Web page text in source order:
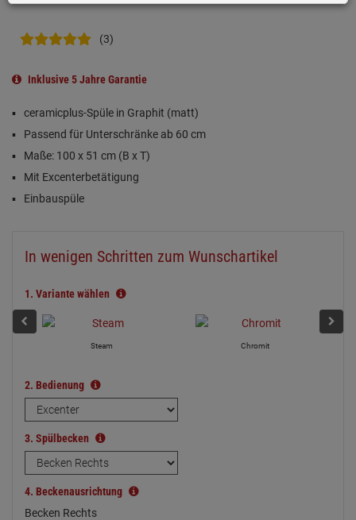
(3)
Inklusive 5 Jahre Garantie
ceramicplus-Spüle in Graphit (matt)
Passend für Unterschränke ab 60 cm
Maße: 100 x 51 cm (B x T)
Mit Excenterbetätigung
Einbauspüle
In wenigen Schritten zum Wunschartikel
1. Variante wählen
Steam Chromit
2. Bedienung
3. Spülbecken
4. Beckenausrichtung
Becken Rechts